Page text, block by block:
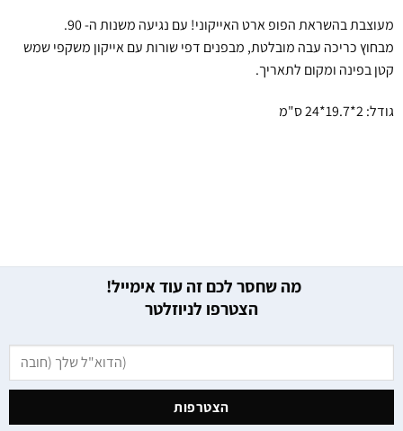
מעוצבת בהשראת הפופ ארט האייקוני! עם נגיעה משנות ה- 90.
מבחוץ כריכה עבה מובלטת, מבפנים דפי שורות עם אייקון משקפי שמש
קטן בפינה ומקום לתאריך.
גודל: 2*19.7*24 ס"מ
מה שחסר לכם זה עוד אימייל!
הצטרפו לניוזלטר